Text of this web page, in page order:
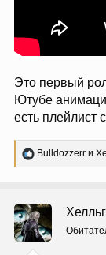
Это первый
Ютубе
есть плейлист
Р
ц
и
и
:
Bulldozzerr и